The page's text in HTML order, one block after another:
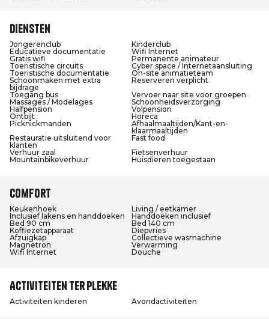
Diensten
Jongerenclub
Kinderclub
Educatieve documentatie
Wifi Internet
Gratis wifi
Permanente animateur
Toeristische circuits
Cyber space / Internetaansluiting
Toeristische documentatie
On-site animatieteam
Schoonmaken met extra
bijdrage
Reserveren verplicht
Toegang bus
Vervoer naar site voor groepen
Massages / Modelages
Schoonheidsverzorging
Halfpension
Volpension
Ontbijt
Horeca
Picknickmanden
Afhaalmaaltijden/Kant-en-
klaarmaaltijden
Restauratie uitsluitend voor
klanten
Fast food
Verhuur zaal
Fietsenverhuur
Mountainbikeverhuur
Huisdieren toegestaan
Comfort
Keukenhoek
Living / eetkamer
Inclusief lakens en handdoeken
Handdoeken inclusief
Bed 90 cm
Bed 140 cm
Koffiezetapparaat
Diepvries
Afzuigkap
Collectieve wasmachine
Magnetron
Verwarming
Wifi Internet
Douche
Activiteiten ter plekke
Activiteiten kinderen Avondactiviteiten